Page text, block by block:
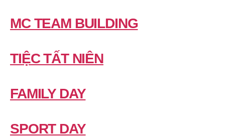
MC TEAM BUILDING
TIỆC TẤT NIÊN
FAMILY DAY
SPORT DAY